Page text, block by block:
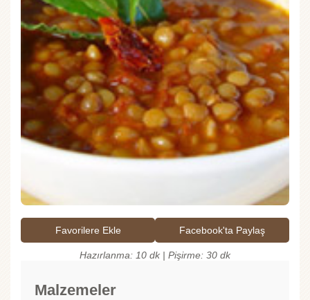
Favorilere Ekle Facebook'ta Paylaş
Hazırlanma: 10 dk | Pişirme: 30 dk
Malzemeler